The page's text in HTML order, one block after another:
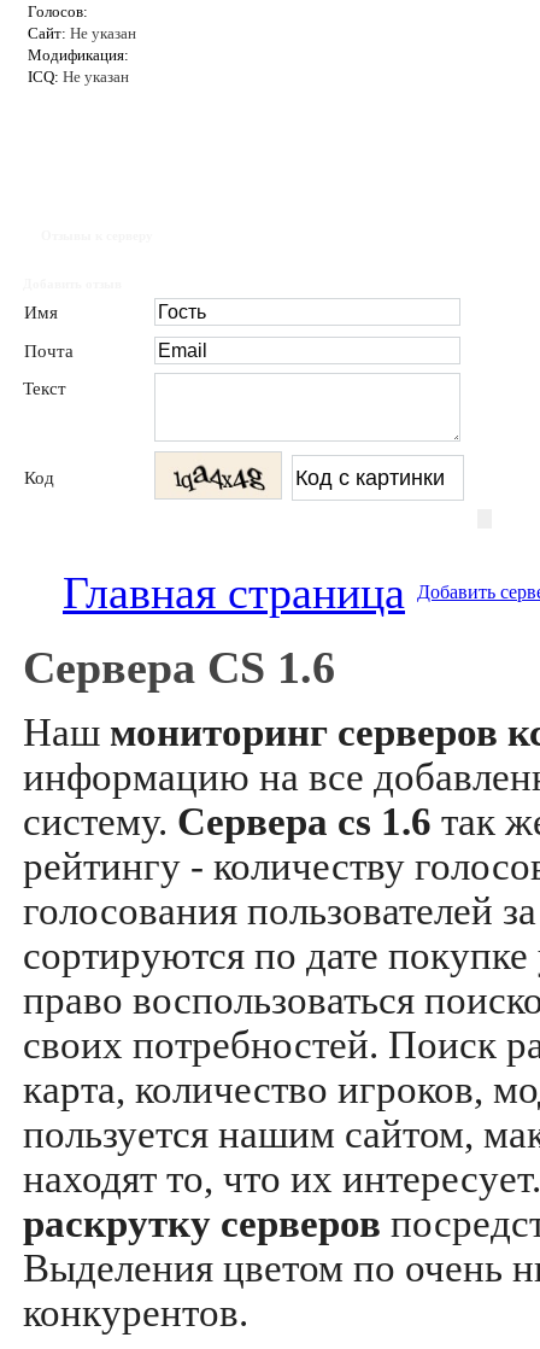
Голосов:
Сайт: Не указан
Модификация:
ICQ: Не указан
Имя
Почта
Текст
Код
Главная страница Добавить
Сервера CS 1.6
Наш мониторинг серверов
информацию на все
систему. Сервера cs 1.6 так
рейтингу - количеству
голосования пользователей
сортируются по дате
право воспользоваться
своих потребностей. Поиск
карта, количество игроков,
пользуется нашим сайтом,
находят то, что их
раскрутку серверов
Выделения цветом по очень
конкурентов.